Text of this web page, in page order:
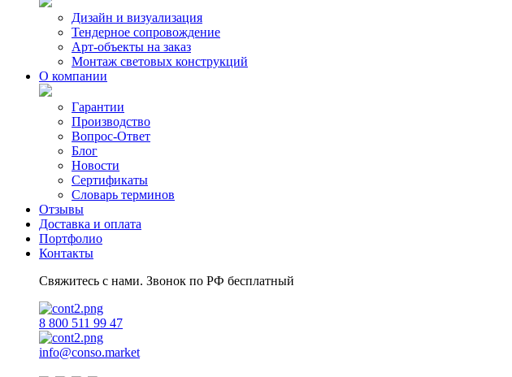
Дизайн и визуализация
Тендерное сопровождение
Арт-объекты на заказ
Монтаж световых конструкций
О компании
Гарантии
Производство
Вопрос-Ответ
Блог
Новости
Сертификаты
Словарь терминов
Отзывы
Доставка и оплата
Портфолио
Контакты
Свяжитесь с нами. Звонок по РФ бесплатный
8 800 511 99 47
info@conso.market